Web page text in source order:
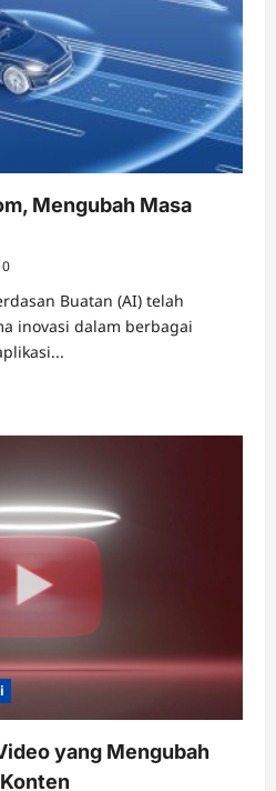
Mengubah Masa
0
Buatan (AI) telah
inovasi dalam berbagai
yang Mengubah